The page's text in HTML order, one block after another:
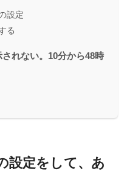
設定
る
れない。10分から48時
設定をして、あ